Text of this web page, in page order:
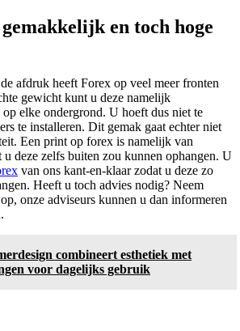
en toch hoge
afdruk heeft Forex op veel meer fronten
gewicht kunt u deze namelijk
elke ondergrond. U hoeft dus niet te
te installeren. Dit gemak gaat echter niet
Een print op forex is namelijk van
deze zelfs buiten zou kunnen ophangen. U
van ons kant-en-klaar zodat u deze zo
Heeft u toch advies nodig? Neem
onze adviseurs kunnen u dan informeren
combineert esthetiek met
voor dagelijks gebruik